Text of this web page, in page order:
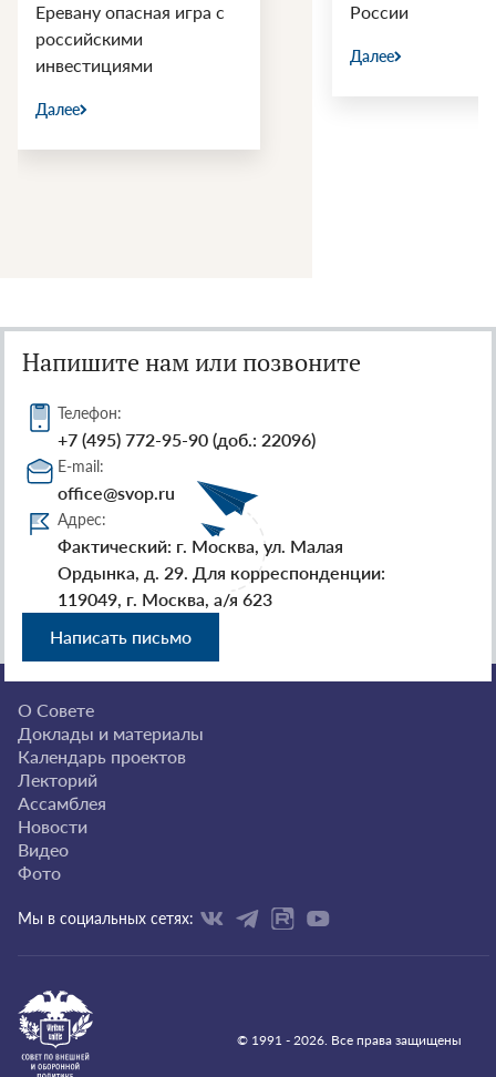
Еревану опасная игра с
российскими
инвестициями
Далее
России
Далее
Напишите нам или позвоните
Телефон:
+7 (495) 772-95-90 (доб.: 22096)
E-mail:
office@svop.ru
Адрес:
Фактический: г. Москва, ул. Малая
Ордынка, д. 29. Для корреспонденции:
119049, г. Москва, а/я 623
Написать письмо
О Совете
Доклады и материалы
Календарь проектов
Лекторий
Ассамблея
Новости
Видео
Фото
© 1991 - 2026. Все права защищены
Мы в социальных сетях: